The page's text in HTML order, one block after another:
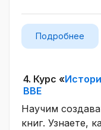
Подробнее
4. Курс «
BBE
Научим
книг. Узнаете,